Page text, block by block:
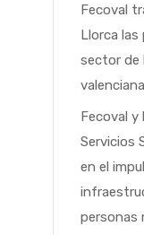
Fecoval
Llorca las
sector de
valenciana
Fecoval y
Servicios
en el
personas